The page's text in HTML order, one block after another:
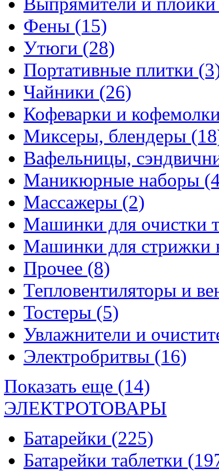
Фены (15)
Утюги (28)
Портативные плитки
Чайники (26)
Кофеварки и
Миксеры, блендеры
Вафельницы,
Маникюрные наборы
Массажеры (2)
Машинки для очистки
Машинки для стрижки
Прочее (8)
Тепловентиляторы и
Тостеры (5)
Увлажнители и
Электробритвы (16)
Показать еще (14)
ЭЛЕКТРОТОВАРЫ
Батарейки (225)
Батарейки таблетки